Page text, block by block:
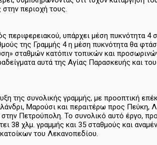
περιοχή τους.
περιφερειακού, υπάρχει μέση πυκνότητα 4
της Γραμμής 4 η μέση πυκνότητα θα
σταθμών κατόπιν τοπικών και
αυτά της Αγίας Παρασκευής και
της συνολικής γραμμής, με προοπτική
Μαρούσι και περαιτέρω προς Πεύκη,
Πετρούπολη. Το συνολικό αυτό έργο,
38 χλμ. γραμμής και 35 σταθμούς και
του Λεκανοπεδίου.